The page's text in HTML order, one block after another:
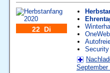
22 Di
Security
September